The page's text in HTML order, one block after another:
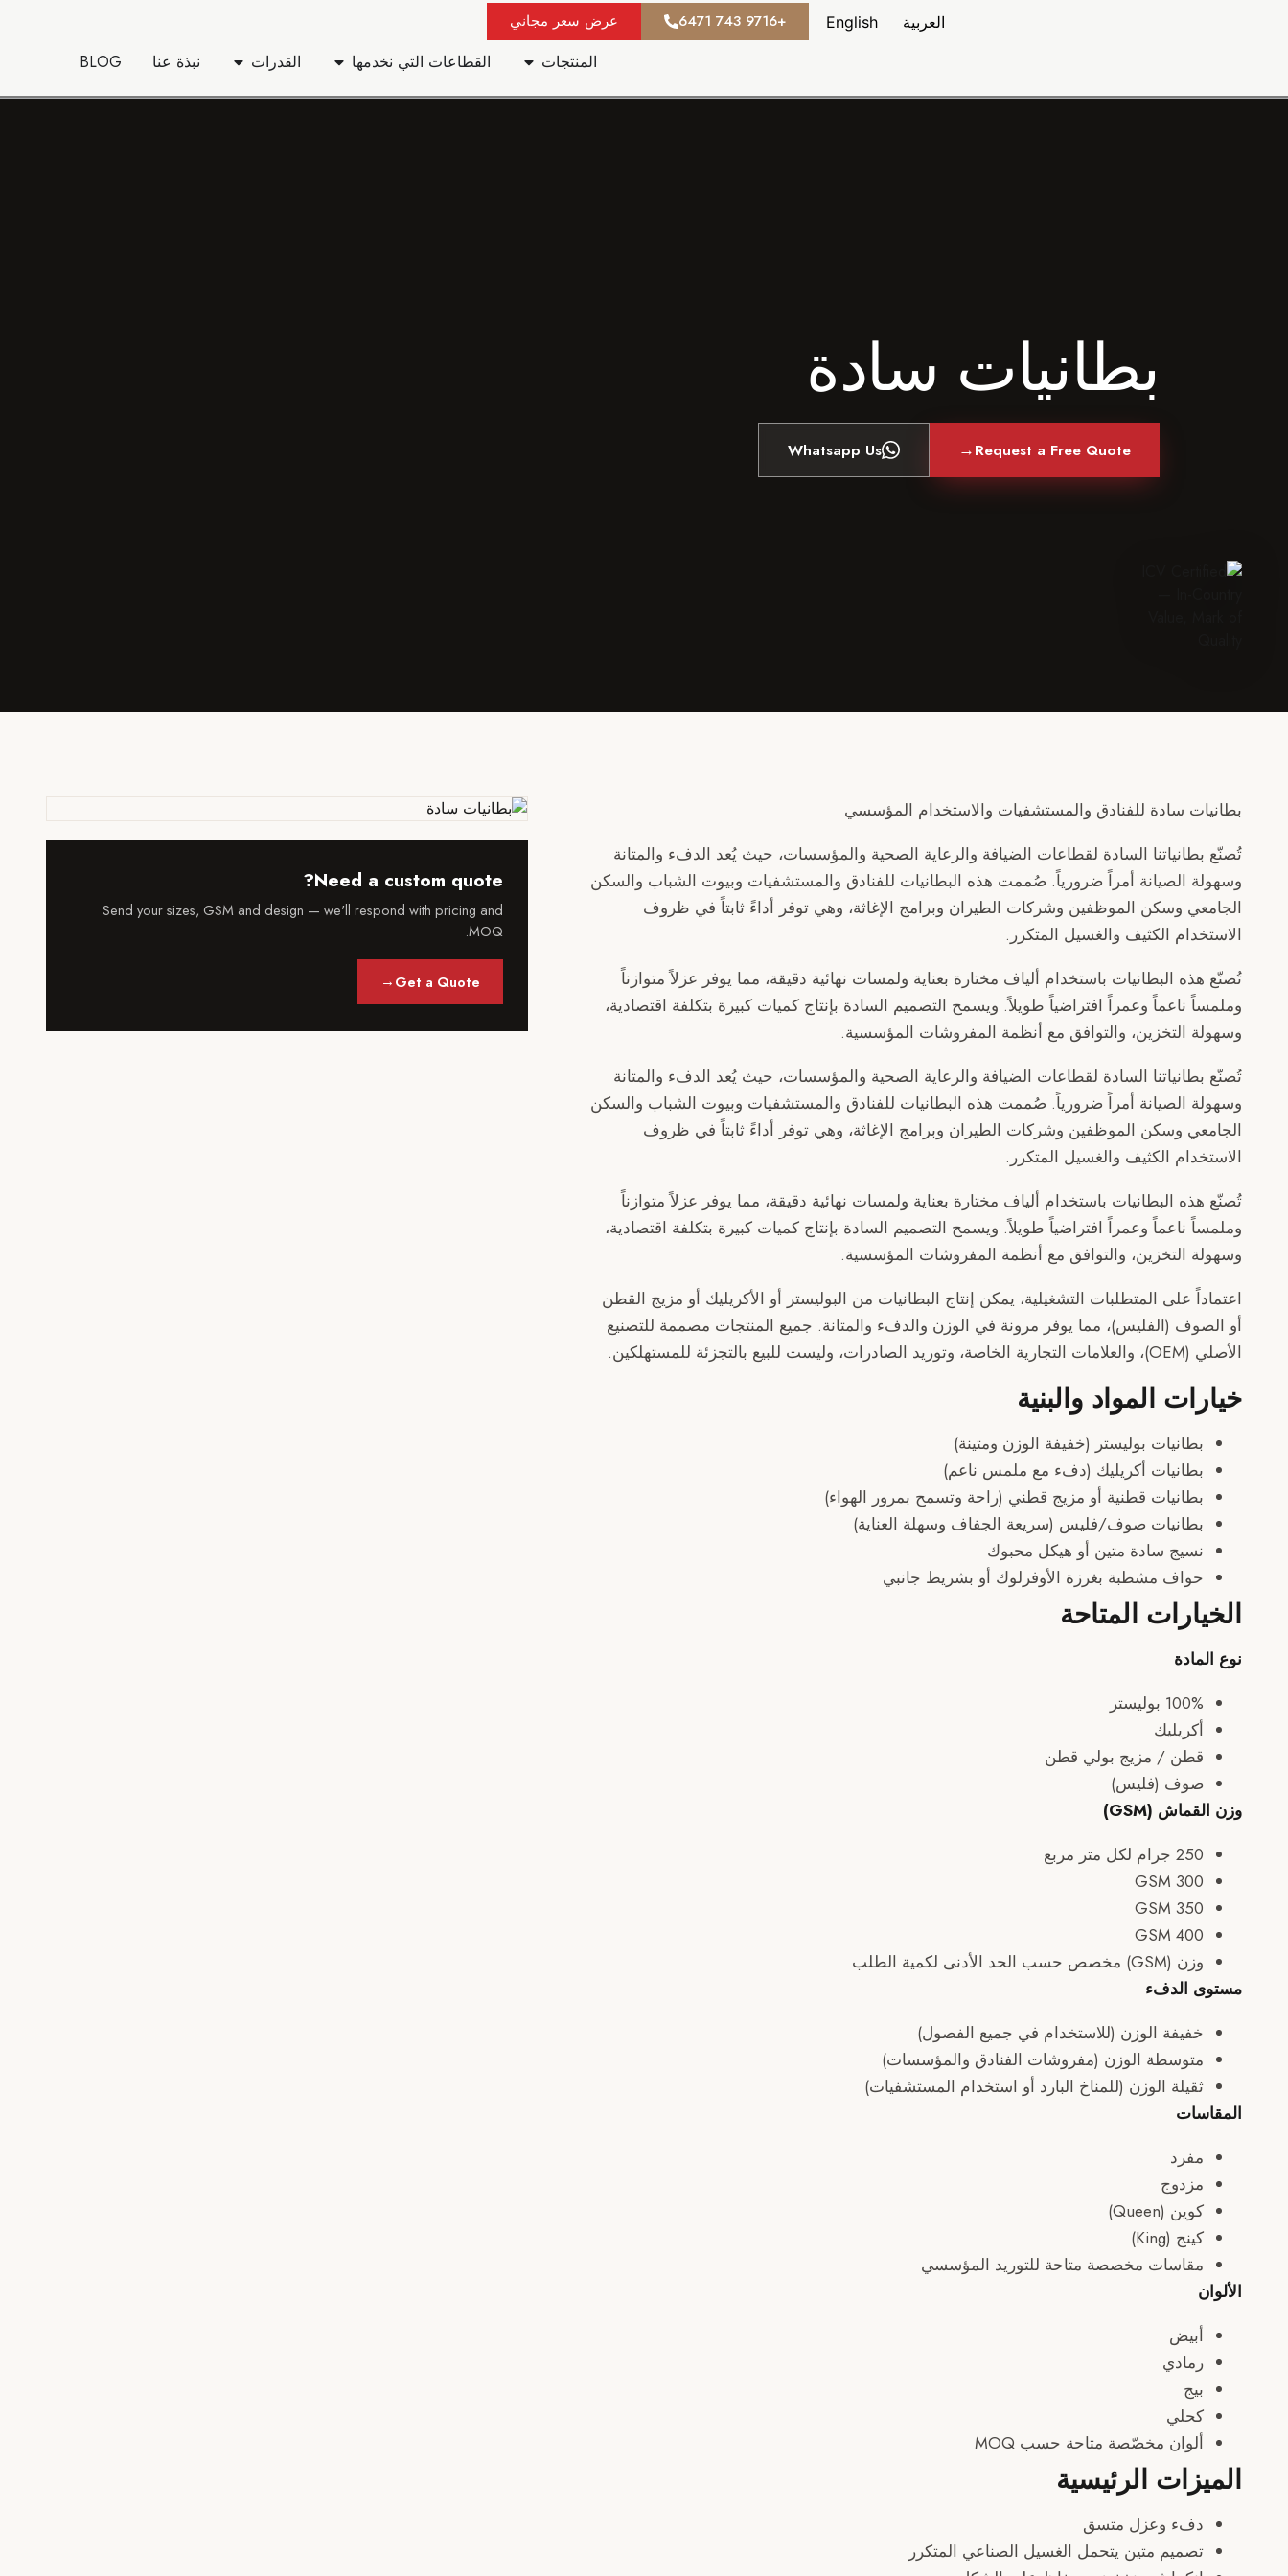
العربية English
+9716 743 6471 عرض سعر مجاني
المنتجات القطاعات التي نخدمها القدرات نبذة عنا BLOG
بطانيات سادة
Request a Free Quote
→
Whatsapp Us
بطانيات سادة للفنادق والمستشفيات والاستخدام المؤسسي
تُصنّع بطانياتنا السادة لقطاعات الضيافة والرعاية الصحية والمؤسسات، حيث يُعد الدفء والمتانة
وسهولة الصيانة أمراً ضرورياً. صُممت هذه البطانيات للفنادق والمستشفيات وبيوت الشباب والسكن
الجامعي وسكن الموظفين وشركات الطيران وبرامج الإغاثة، وهي توفر أداءً ثابتاً في ظروف
الاستخدام الكثيف والغسيل المتكرر.
تُصنّع هذه البطانيات باستخدام ألياف مختارة بعناية ولمسات نهائية دقيقة، مما يوفر عزلاً متوازناً
وملمساً ناعماً وعمراً افتراضياً طويلاً. ويسمح التصميم السادة بإنتاج كميات كبيرة بتكلفة اقتصادية،
وسهولة التخزين، والتوافق مع أنظمة المفروشات المؤسسية.
تُصنّع بطانياتنا السادة لقطاعات الضيافة والرعاية الصحية والمؤسسات، حيث يُعد الدفء والمتانة
وسهولة الصيانة أمراً ضرورياً. صُممت هذه البطانيات للفنادق والمستشفيات وبيوت الشباب والسكن
الجامعي وسكن الموظفين وشركات الطيران وبرامج الإغاثة، وهي توفر أداءً ثابتاً في ظروف
الاستخدام الكثيف والغسيل المتكرر.
تُصنّع هذه البطانيات باستخدام ألياف مختارة بعناية ولمسات نهائية دقيقة، مما يوفر عزلاً متوازناً
وملمساً ناعماً وعمراً افتراضياً طويلاً. ويسمح التصميم السادة بإنتاج كميات كبيرة بتكلفة اقتصادية،
وسهولة التخزين، والتوافق مع أنظمة المفروشات المؤسسية.
اعتماداً على المتطلبات التشغيلية، يمكن إنتاج البطانيات من البوليستر أو الأكريليك أو مزيج القطن
أو الصوف (الفليس)، مما يوفر مرونة في الوزن والدفء والمتانة. جميع المنتجات مصممة للتصنيع
الأصلي (OEM)، والعلامات التجارية الخاصة، وتوريد الصادرات، وليست للبيع بالتجزئة للمستهلكين.
خيارات المواد والبنية
بطانيات بوليستر (خفيفة الوزن ومتينة)
بطانيات أكريليك (دفء مع ملمس ناعم)
بطانيات قطنية أو مزيج قطني (راحة وتسمح بمرور الهواء)
بطانيات صوف/فليس (سريعة الجفاف وسهلة العناية)
نسيج سادة متين أو هيكل محبوك
حواف مشطبة بغرزة الأوفرلوك أو بشريط جانبي
الخيارات المتاحة
نوع المادة
100% بوليستر
أكريليك
قطن / مزيج بولي قطن
صوف (فليس)
وزن القماش (GSM)
250 جرام لكل متر مربع
300 GSM
350 GSM
400 GSM
وزن (GSM) مخصص حسب الحد الأدنى لكمية الطلب
مستوى الدفء
خفيفة الوزن (للاستخدام في جميع الفصول)
متوسطة الوزن (مفروشات الفنادق والمؤسسات)
ثقيلة الوزن (للمناخ البارد أو استخدام المستشفيات)
المقاسات
مفرد
مزدوج
كوين (Queen)
كينج (King)
مقاسات مخصصة متاحة للتوريد المؤسسي
الألوان
أبيض
رمادي
بيج
كحلي
ألوان مخصّصة متاحة حسب MOQ
الميزات الرئيسية
دفء وعزل متسق
تصميم متين يتحمل الغسيل الصناعي المتكرر
Need a custom quote?
Send your sizes, GSM and design — we'll respond with pricing and
MOQ.
Get a Quote
→